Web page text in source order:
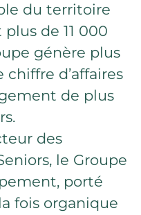
du territoire
de 11 000
génère plus
d’affaires
de plus
des
le Groupe
porté
fois organique